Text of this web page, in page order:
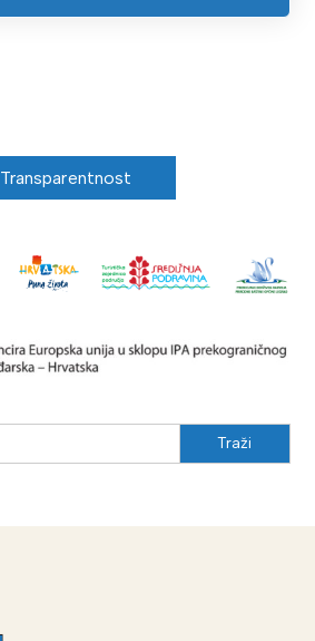
Transparentnost